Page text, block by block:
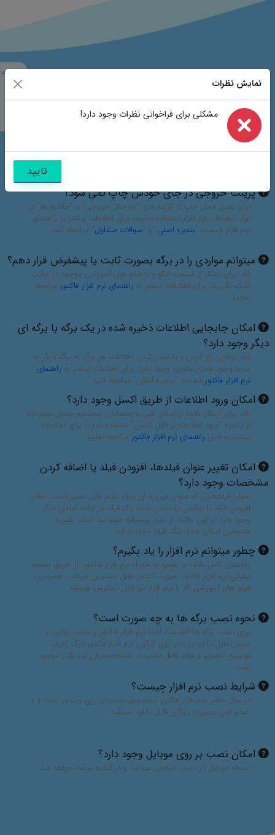
مشخصات
مشابه
امکان تغییر مشخصات و لوگو وجود دارد؟
تمامی مشخصات مانند نشانی ها، اسامی، لوگو و تصاویر موجود در
پیش نمایش برگه ها قابل تغییر می باشند و فقط برای نمونه درج شده
قسمت "پنجره
پرینت خروجی در جای خودش چاپ نمی شود؟
برای تغییر محل چاپ از گزینه های "چرخش خروجی" و "حاشیه ها" در
نوار تنظیمات نرم افزار استفاده نمایید، برای اطلاعات بیشتر به راهنمای
نرم افزار قسمت "پنجره اصلی" و "سوالات متداول" مراجعه کنید
میتوانم مواردی را در برگه بصورت ثابت یا پیشفرض قرار دهم؟
بله، برای اینکار از قسمت الگو و یا فیلم های آموزشی موجود در سایت
کمک بگیرید، برای اطلاعات بیشتر به راهنمای نرم افزار فاکتور مراجعه
نمایید
امکان جابجایی اطلاعات ذخیره شده در یک برگه با برگه ای
دیگر وجود دارد؟
بله، توانایی باز کردن و یا صادر کردن اطلاعات هر برگ به برگ دیگر به
شرط وجود همان عناوین وجود دارد، برای اطلاعات بیشتر به راهنمای
نرم افزار فاکتور قسمت "پنجره اصلی" مراجعه کنید
امکان ورود اطلاعات از طریق اکسل وجود دارد؟
بله، برای اینکار علاوه بر امکان کپی و چسباندن مستقیم جدول میتوانید
از پنجره "ورود اطلاعات از فایل اکسل" استفاده نماید، برای اطلاعات
بیشتر به فایل راهنمای نرم افزار فاکتور مراجعه نمایید
امکان تغییر عنوان فیلدها، افزودن فیلد یا اضافه کردن
مشخصات وجود دارد؟
عنوان فیلدهایی که عنوان فیروزه ای رنگ دارند قابل تغییر است، امکان
افزودن فیلد با نوشتن یک متن مانند یک فیلد در ادامه فیلدی دیگر
وجود دارد در این حالت از متن پیشرفته میتوانید کمک بگیرید،
همچنین امکان حذف یگ فیلد وجود ندارد
چطور میتوانم نرم افزار را یاد بگیرم؟
راهنمای کامل علاوه بر نصب به همراه نرم افزار فاکتور، از طریق صفحه
معرفی نرم افزار فاکتور بصورت آنلاین قابل دسترس میباشد، همچنین
فیلم های آموزشی کار با نرم افزار نیز قابل دسترس هستند
نحوه نصب برگه ها به چه صورت است؟
برای نصب برگه ها کافیست ابتدا نرم افزار فاکتور را نصب نمایید و
سپس فایل دانلودی را بر روی آیکون نرم افزار فاکتور درگ کنید،
توضیح، تصویر و فیلم کامل نصب در صفحه معرفی نرم افزار موجود
است
شرایط نصب نرم افزار چیست؟
در حال حاضر نرم افزار فاکتور مخصوص نصب بر روی ویندوز است و با
حجم کمی بصورت رایگان قابل دانلود میباشد
امکان نصب بر روی موبایل وجود دارد؟
نسخه موبایل در دست طراحی میباشد و در آینده عرضه خواهد شد
نمایش نظرات
مشکلی برای فراخوانی نظرات وجود دارد!
تایید